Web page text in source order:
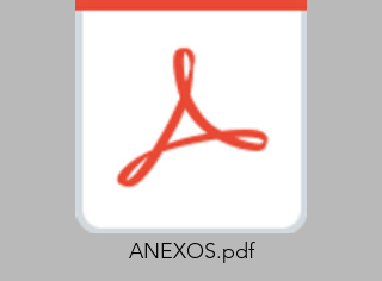
ANEXOS.pdf